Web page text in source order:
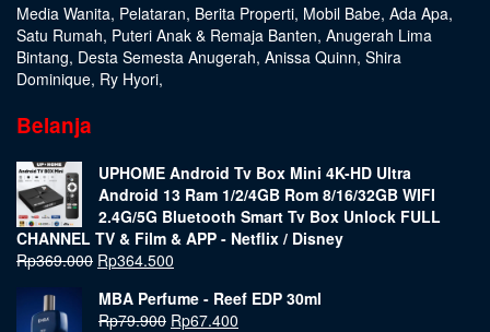
Media Wanita, Pelataran, Berita Properti, Mobil Babe, Ada Apa,
Satu Rumah, Puteri Anak & Remaja Banten, Anugerah Lima
Bintang, Desta Semesta Anugerah, Anissa Quinn, Shira
Dominique, Ry Hyori,
Belanja
UPHOME Android Tv Box Mini 4K-HD Ultra
Android 13 Ram 1/2/4GB Rom 8/16/32GB WIFI
2.4G/5G Bluetooth Smart Tv Box Unlock FULL
CHANNEL TV & Film & APP - Netflix / Disney
Rp369.000 Rp364.500
MBA Perfume - Reef EDP 30ml
Rp79.900 Rp67.400